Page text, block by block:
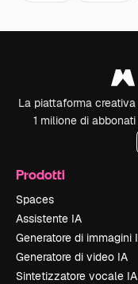
La piattaforma
1 milione di
Prodotti
Spaces
Assistente IA
Generatore di immagini
Generatore di video IA
Sintetizzatore vocale IA